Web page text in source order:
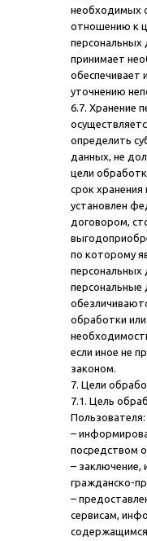
необходимых
отношению к
персональных
принимает
обеспечивает
уточнению
6.7. Хранение
определить
данных, не
цели
срок
установлен
договором,
по которому
персональные
обработки
если иное не
законом.
7. Цели
7.1. Цель
Пользователя:
–
посредством
– заключение,
гражданско-
–
сервисам,
содержащимся